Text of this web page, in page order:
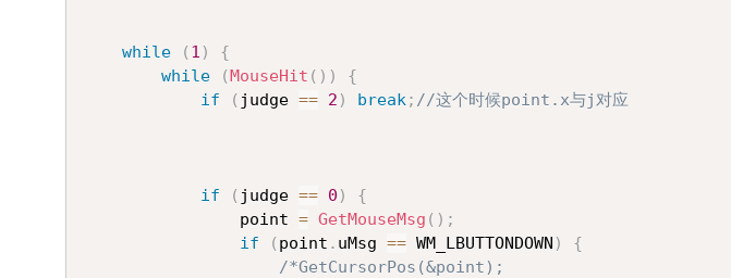
while ( 1 )
{
while
(MouseHit ( ) )
{
if
( judge == 2 ) break; //这个时候point.x与j对应
if ( judge == 0 )
{
				point
= GetMouseMsg ( ) ;
if
( point . uMsg == WM_LBUTTONDOWN )
{
/*GetCursorPos(&point);